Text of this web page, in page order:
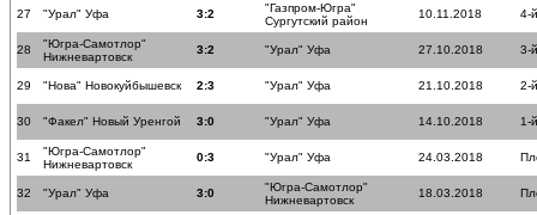
27 "Урал" Уфа 3:2
"Газпром-Югра"
Сургутский район
10.11.2018 4-
28
"Югра-Самотлор"
Нижневартовск
3:2 "Урал" Уфа 27.10.2018 3-
29 "Нова" Новокуйбышевск 2:3 "Урал" Уфа 21.10.2018 2-
30 "Факел" Новый Уренгой 3:0 "Урал" Уфа 14.10.2018 1-
31
"Югра-Самотлор"
Нижневартовск
0:3 "Урал" Уфа 24.03.2018
32 "Урал" Уфа 3:0
"Югра-Самотлор"
Нижневартовск
18.03.2018